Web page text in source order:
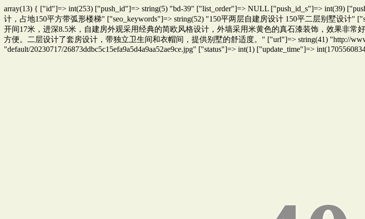
array(13) { ["id"]=> int(253) ["push_id"]=> string(5) "bd-39" ["list_order"]=> NULL ["push_id_s"]=> int(39)
计，占地150平方带弧形楼梯" ["seo_keywords"]=> string(52) "150平两层自建房设计 150平二层别墅设计"
开间17米，进深8.5米，自建房外观采用经典的简欧风格设计，外墙采用米黄色的真石漆装饰，效果非
方便。二层设计了套房设计，带独立卫生间和衣帽间，提供别墅的舒适度。" ["url"]=> string(41) "http://
"default/20230717/26873ddbc5c15efa9a5d4a9aa52ae9ce.jpg" ["status"]=> int(1) ["update_time"]=>